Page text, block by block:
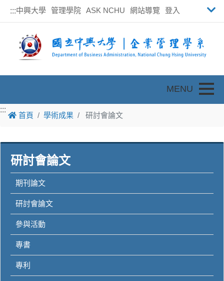
:::中興大學 管理學院 ASK NCHU 網站導覽 登入
:::
首頁 學術成果 研討會論文
研討會論文
期刊論文
研討會論文
參與活動
專書
專利